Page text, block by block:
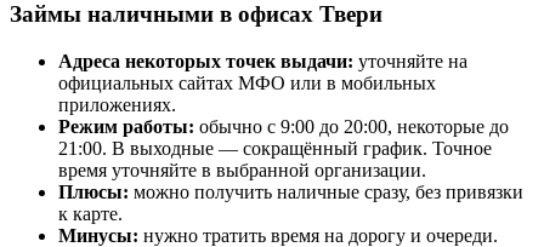
Займы наличными в офисах Твери
Адреса некоторых точек выдачи: уточняйте на
официальных сайтах МФО или в мобильных
приложениях.
Режим работы: обычно с 9:00 до 20:00, некоторые до
21:00. В выходные — сокращённый график. Точное
время уточняйте в выбранной организации.
Плюсы: можно получить наличные сразу, без привязки
к карте.
Минусы: нужно тратить время на дорогу и очереди.